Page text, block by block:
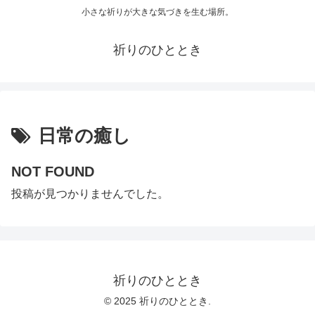
小さな祈りが大きな気づきを生む場所。
祈りのひととき
日常の癒し
NOT FOUND
投稿が見つかりませんでした。
祈りのひととき
© 2025 祈りのひととき.